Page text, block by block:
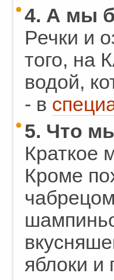
4. А мы
Речки и
того, на
водой,
- в
5. Что
Краткое
Кроме
яблоки и